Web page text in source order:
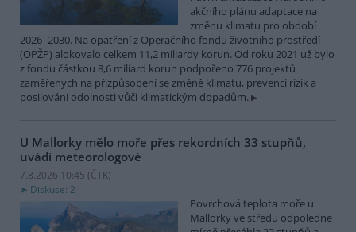
akčního plánu adaptace na
změnu klimatu pro období
2026–2030. Na opatření z Operačního fondu životního prostředí
(OPŽP) alokovalo celkem 11,2 miliardy korun. Od roku 2021 už bylo
z fondu částkou 8,6 miliard korun podpořeno 776 projektů
zaměřených na přizpůsobení se změně klimatu, prevenci rizik a
posilování odolnosti vůči klimatickým dopadům.
U Mallorky mělo moře přes rekordních 33 stupňů,
uvádí meteorologové
7.8.2026 10:45 (ČTK)
Diskuse: 2
Povrchová teplota moře u
Mallorky ve středu odpoledne